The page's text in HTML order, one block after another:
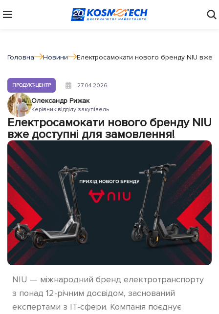
Головна Новини Електросамокати нового бренду NIU вже
ПРОДУКТ-ЦЕНТР 27.04.2026
Олександр Рижак
Керівник відділу закупівель
Електросамокати нового бренду NIU
вже доступні для замовлення!
NIU — міжнародний бренд електротранспорту
з понад 12-річним досвідом, заснований
експертами з IT-сфери. Компанія поєднує